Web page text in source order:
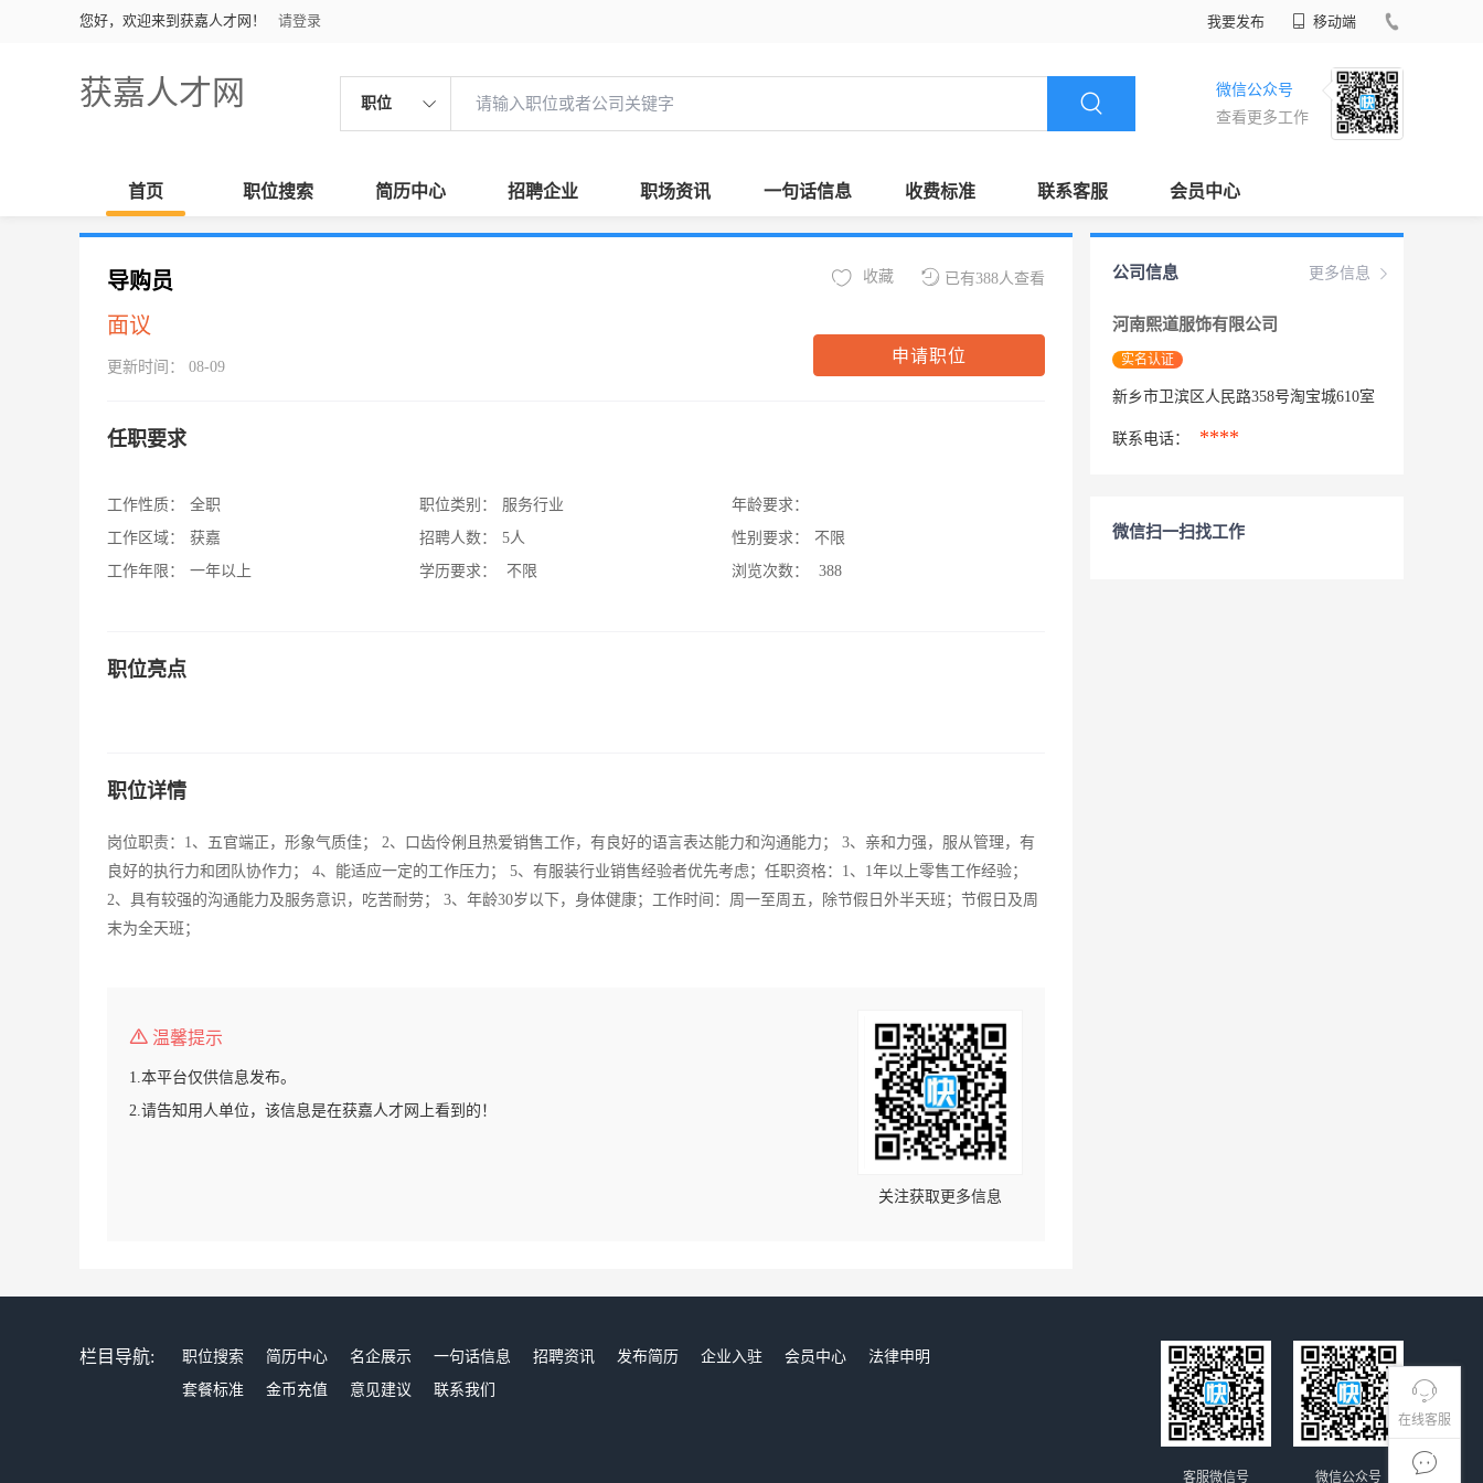
您好，欢迎来到获嘉人才网！ 请登录 我要发布 移动端
获嘉人才网 职位
微信公众号
查看更多工作
首页 职位搜索 简历中心 招聘企业 职场资讯 一句话信息 收费标准 联系客服 会员中心
在线客服
导购员
面议
更新时间： 08-09
已有388人查看
收藏
申请职位
任职要求
工作性质：
全职
工作区域：
获嘉
工作年限：
一年以上
职位类别：
服务行业
招聘人数：
5人
学历要求：
不限
年龄要求：
性别要求：
不限
浏览次数：
388
职位亮点
职位详情
岗位职责：1、五官端正，形象气质佳； 2、口齿伶俐且热爱销售工作，有良好的语言表达能力和沟通能力； 3、亲和力强，服从管理，有
良好的执行力和团队协作力； 4、能适应一定的工作压力； 5、有服装行业销售经验者优先考虑；任职资格：1、1年以上零售工作经验；
2、具有较强的沟通能力及服务意识，吃苦耐劳； 3、年龄30岁以下，身体健康；工作时间：周一至周五，除节假日外半天班；节假日及周
末为全天班；
温馨提示
1.本平台仅供信息发布。
2.请告知用人单位，该信息是在获嘉人才网上看到的！
关注获取更多信息
更多信息
公司信息
河南熙道服饰有限公司
实名认证
新乡市卫滨区人民路358号淘宝城610室
联系电话： ****
微信扫一扫找工作
栏目导航: 职位搜索 简历中心 名企展示 一句话信息 招聘资讯 发布简历 企业入驻 会员中心
法律申明
套餐标准
金币充值 意见建议 联系我们
微信公众号
客服微信号